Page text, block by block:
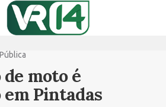
moto é
Pintadas